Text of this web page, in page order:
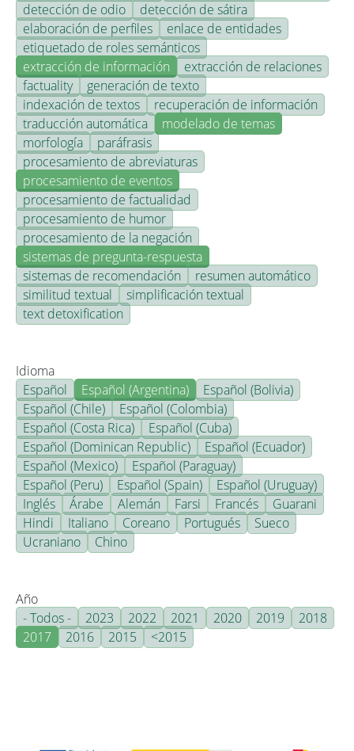
detección de odio
detección de sátira
elaboración de perfiles
enlace de entidades
etiquetado de roles semánticos
extracción de información
extracción de relaciones
factuality
generación de texto
indexación de textos
recuperación de información
traducción automática
modelado de temas
morfología
paráfrasis
procesamiento de abreviaturas
procesamiento de eventos
procesamiento de factualidad
procesamiento de humor
procesamiento de la negación
sistemas de pregunta-respuesta
sistemas de recomendación
resumen automático
similitud textual
simplificación textual
text detoxification
Idioma
Español
Español (Argentina)
Español (Bolivia)
Español (Chile)
Español (Colombia)
Español (Costa Rica)
Español (Cuba)
Español (Dominican Republic)
Español (Ecuador)
Español (Mexico)
Español (Paraguay)
Español (Peru)
Español (Spain)
Español (Uruguay)
Inglés
Árabe Alemán Farsi Francés
Guarani
Hindi
Italiano Coreano Portugués
Sueco
Ucraniano
Chino
Año
- Todos -
2023 2022 2021 2020 2019
2018
2017
2016 2015 <2015